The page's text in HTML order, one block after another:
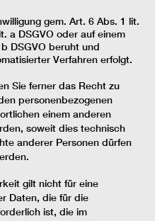
gem. Art. 6 Abs. 1 lit.
a DSGVO oder auf einem
DSGVO beruht und
Verfahren erfolgt.
Sie ferner das Recht zu
personenbezogenen
einem anderen
soweit dies technisch
anderer Personen dürfen
gilt nicht für eine
Daten, die für die
ist, die im